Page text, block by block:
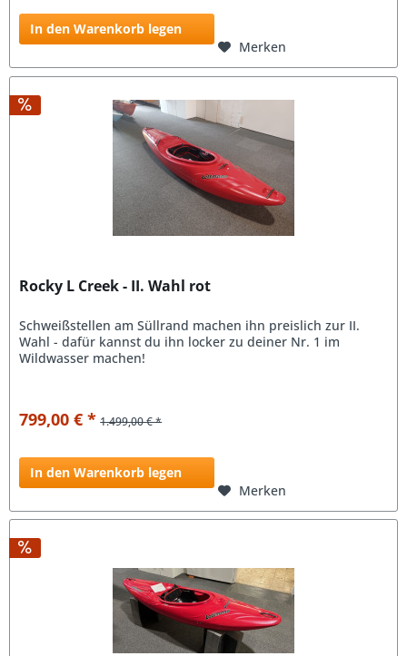
In den Warenkorb legen
Merken
Rocky L Creek - II. Wahl rot
Schweißstellen am Süllrand machen ihn preislich zur II.
Wahl - dafür kannst du ihn locker zu deiner Nr. 1 im
Wildwasser machen!
799,00 € * 1.499,00 € *
In den Warenkorb legen
Merken